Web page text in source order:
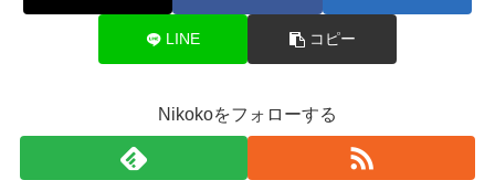
LINE コピー
Nikokoをフォローする